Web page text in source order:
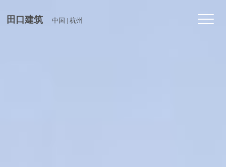
田口建筑 中国 | 杭州